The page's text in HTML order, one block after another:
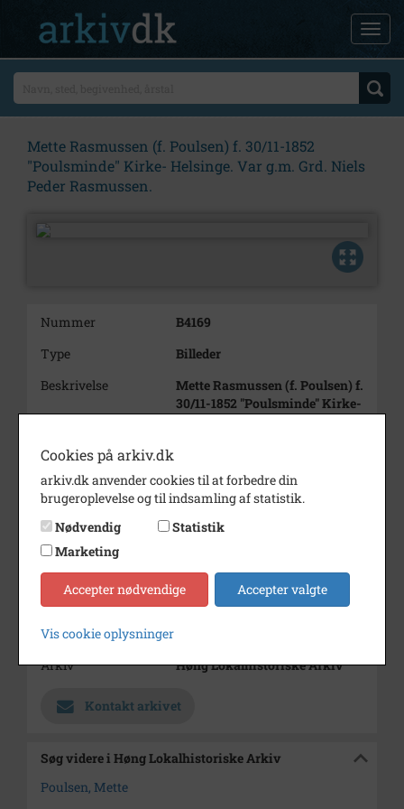
Mette Rasmussen (f. Poulsen) f. 30/11-1852
"Poulsminde" Kirke- Helsinge. Var g.m. Grd. Niels
Peder Rasmussen.
Nummer
B4169
Type
Billeder
Beskrivelse
Mette Rasmussen (f. Poulsen) f.
30/11-1852 "Poulsminde" Kirke-
Årstal
1000
Fotograf
affoto. Gørlev foto
Se på kort
Type
Sogn (1000-2050)
Arkiv
Høng Lokalhistoriske Arkiv
Kontakt arkivet
Søg videre i Høng Lokalhistoriske Arkiv
Poulsen, Mette
Cookies på arkiv.dk
arkiv.dk anvender cookies til at forbedre din
brugeroplevelse og til indsamling af statistik.
Nødvendig
Statistik
Marketing
Accepter nødvendige Accepter valgte
Vis cookie oplysninger